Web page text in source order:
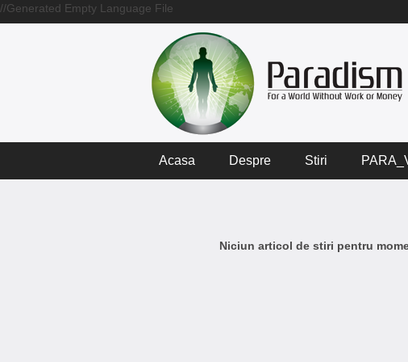
//Generated Empty Language File
Acasa Despre Stiri
Niciun articol de stiri pentru